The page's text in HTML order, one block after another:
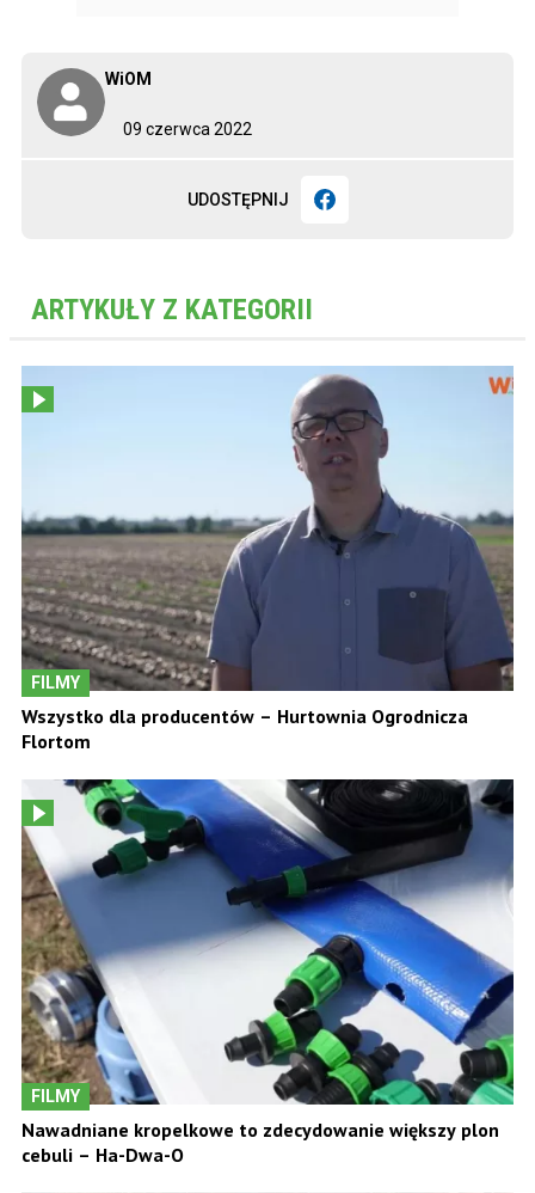
09 czerwca 2022
WiOM
UDOSTĘPNIJ
ARTYKUŁY Z KATEGORII
FILMY
Wszystko dla producentów – Hurtownia Ogrodnicza
Flortom
FILMY
Nawadniane kropelkowe to zdecydowanie większy plon
cebuli – Ha-Dwa-O